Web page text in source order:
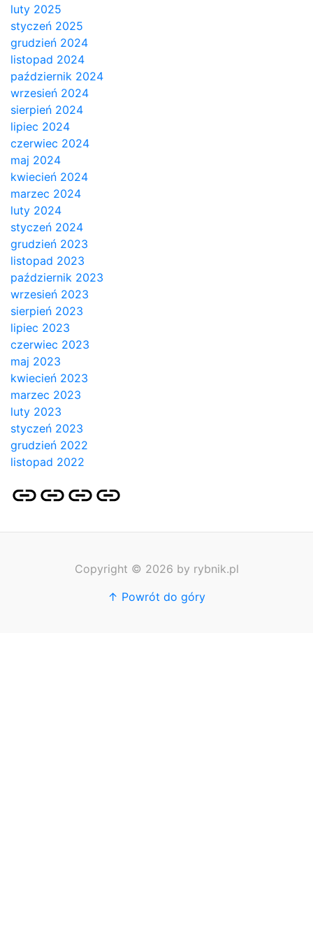
luty 2025
styczeń 2025
grudzień 2024
listopad 2024
październik 2024
wrzesień 2024
sierpień 2024
lipiec 2024
czerwiec 2024
maj 2024
kwiecień 2024
marzec 2024
luty 2024
styczeń 2024
grudzień 2023
listopad 2023
październik 2023
wrzesień 2023
sierpień 2023
lipiec 2023
czerwiec 2023
maj 2023
kwiecień 2023
marzec 2023
luty 2023
styczeń 2023
grudzień 2022
listopad 2022
Strona
główna
Pozycjonowanie
Stron
SKLEP
SEO
BLOG
Copyright © 2026 by rybnik.pl
↑ Powrót do góry